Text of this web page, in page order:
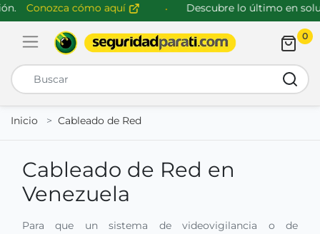
Conozca cómo aquí Descubre lo último en
Abrir menú de navegación
0
Inicio
Cableado de Red
Cableado de Red en
Venezuela
Para que un sistema de videovigilancia o de